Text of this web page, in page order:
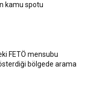
kamu spotu
FETÖ mensubu
bölgede arama